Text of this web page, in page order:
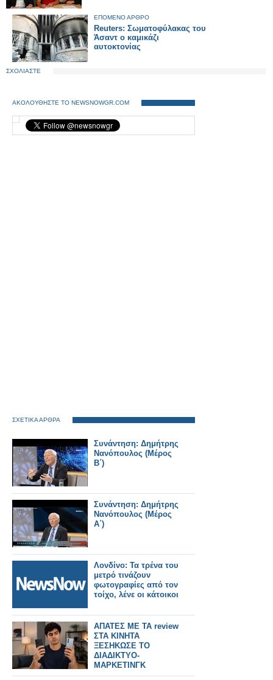
ΕΠΟΜΕΝΟ ΑΡΘΡΟ
Reuters: Σωματοφύλακας του
Άσαντ ο καμικάζι
αυτοκτονίας
ΣΧΟΛΙΑΣΤΕ
ΑΚΟΛΟΥΘΗΣΤΕ ΤΟ NEWSNOWGR.COM
ΣΧΕΤΙΚΑ ΑΡΘΡΑ
Συνάντηση: Δημήτρης
Νανόπουλος (Μέρος
Β΄)
Συνάντηση: Δημήτρης
Νανόπουλος (Μέρος
Α΄)
Λονδίνο: Τα τρένα του
μετρό τινάζουν
φωτογραφίες από τον
τοίχο, λένε οι κάτοικοι
ΑΠΑΤΕΣ ΜΕ ΤΑ review
ΣΤΑ ΚΙΝΗΤΑ
ΞΕΣΗΚΩΣΕ ΤΟ
ΔΙΑΔΙΚΤΥΟ-
ΜΑΡΚΕΤΙΝΓΚ
ΓΕΜΑΤΑ ΨΕΜΑΤΑ